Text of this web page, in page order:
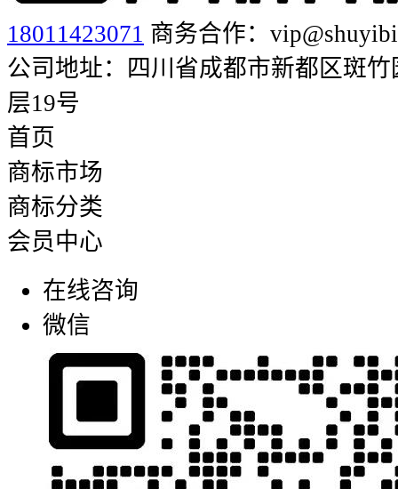
18011423071 商务合作：
公司地址：四川省成都市新都区斑
层19号
首页
商标市场
商标分类
会员中心
在线咨询
微信